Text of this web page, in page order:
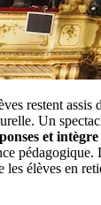
restent assis
Un
et
les élèves en